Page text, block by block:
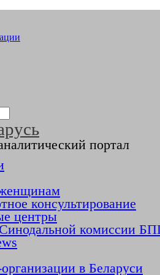
портал
консультирование
центры
комиссии
в Беларуси